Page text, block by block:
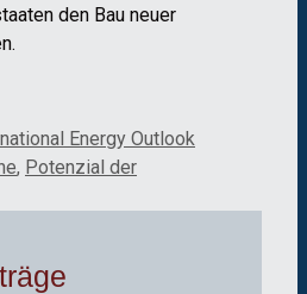
den Bau neuer
Energy Outlook
, Potenzial der